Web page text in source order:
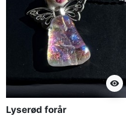
visibility
Lyserød forår